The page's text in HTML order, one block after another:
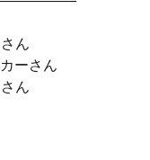
ん
ーさん
ん